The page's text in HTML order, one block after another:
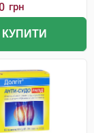
грн